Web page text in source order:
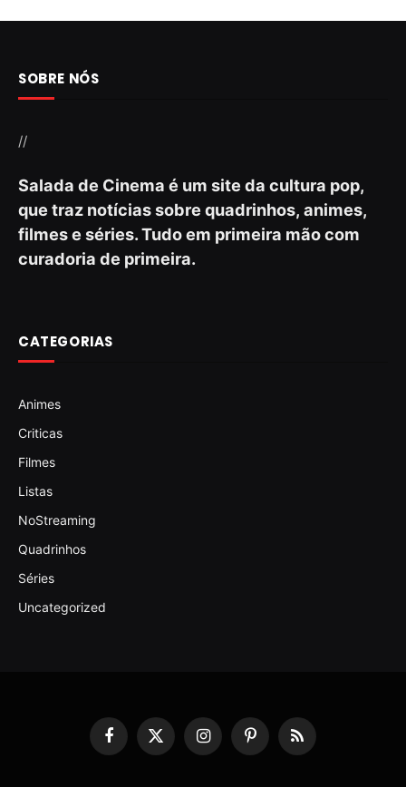
SOBRE NÓS
//
Salada de Cinema é um site da cultura pop,
que traz notícias sobre quadrinhos, animes,
filmes e séries. Tudo em primeira mão com
curadoria de primeira.
CATEGORIAS
Animes
Criticas
Filmes
Listas
NoStreaming
Quadrinhos
Séries
Uncategorized
Facebook
X
(Twitter)
InstagramPinterestRSS